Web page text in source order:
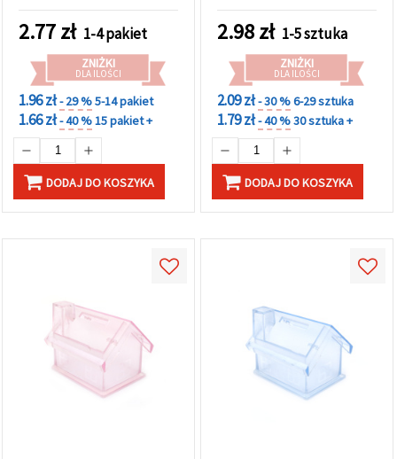
2.77zł 1-4 pakiet
ZNIŻKI
DLA ILOŚCI
1.96 zł- 29 %5-14 pakiet
1.66 zł- 40 %15 pakiet +
DODAJ DO KOSZYKA
2.98zł 1-5 sztuka
ZNIŻKI
DLA ILOŚCI
2.09 zł- 30 %6-29 sztuka
1.79 zł- 40 %30 sztuka +
DODAJ DO KOSZYKA